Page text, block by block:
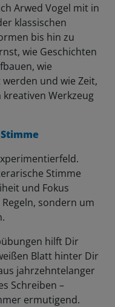
Arwed Vogel mit in
klassischen
bis hin zu
wie Geschichten
wie
und wie Zeit,
Werkzeug
Stimme
und Fokus
sondern um
hilft Dir
Blatt hinter Dir
jahrzehntelanger
Schreiben –
ermutigend.